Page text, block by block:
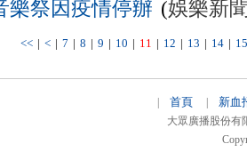
樂祭因疫情停辦 (娛樂新
<<| <| 7 | 8 | 9 | 10 | 11 | 12 | 13 | 14| 15
首頁 新血
大眾廣播股份有